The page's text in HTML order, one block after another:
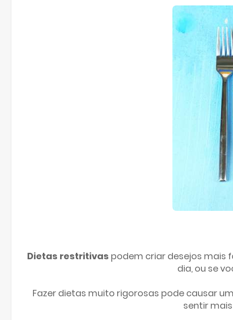
Dietas restritivas podem criar desejos mais
dia, ou se
Fazer dietas muito rigorosas pode causar
sentir